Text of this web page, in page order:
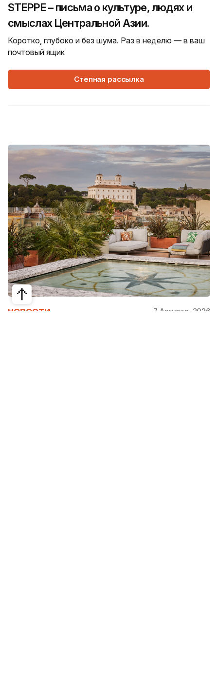
STEPPE – письма о культуре, людях и
смыслах Центральной Азии.
Коротко, глубоко и без шума. Раз в неделю — в ваш
почтовый ящик
Степная рассылка
НОВОСТИ 7 Августа, 2026